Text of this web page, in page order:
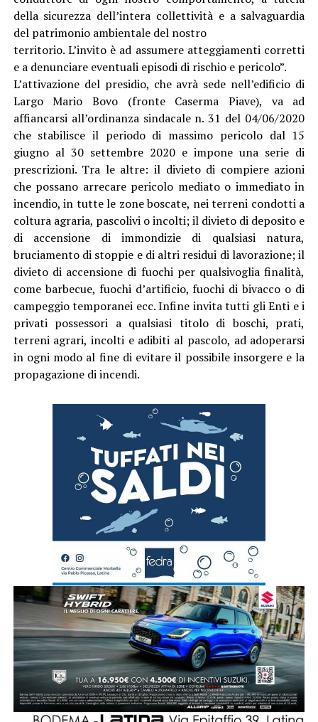
della sicurezza dell’intera collettività e a salvaguardia
del patrimonio ambientale del nostro
territorio. L’invito è ad assumere atteggiamenti corretti
e a denunciare eventuali episodi di rischio e pericolo”.
L’attivazione del presidio, che avrà sede nell’edificio di
Largo Mario Bovo (fronte Caserma Piave), va ad
affiancarsi all’ordinanza sindacale n. 31 del 04/06/2020
che stabilisce il periodo di massimo pericolo dal 15
giugno al 30 settembre 2020 e impone una serie di
prescrizioni. Tra le altre: il divieto di compiere azioni
che possano arrecare pericolo mediato o immediato in
incendio, in tutte le zone boscate, nei terreni condotti a
coltura agraria, pascolivi o incolti; il divieto di deposito e
di accensione di immondizie di qualsiasi natura,
bruciamento di stoppie e di altri residui di lavorazione; il
divieto di accensione di fuochi per qualsivoglia finalità,
come barbecue, fuochi d’artificio, fuochi di bivacco o di
campeggio temporanei ecc. Infine invita tutti gli Enti e i
privati possessori a qualsiasi titolo di boschi, prati,
terreni agrari, incolti e adibiti al pascolo, ad adoperarsi
in ogni modo al fine di evitare il possibile insorgere e la
propagazione di incendi.